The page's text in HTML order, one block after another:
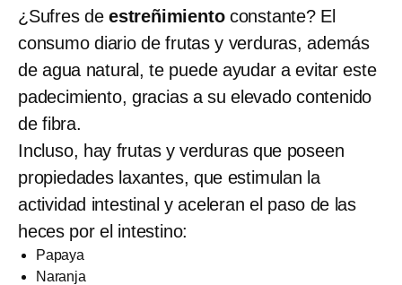
¿Sufres de estreñimientoconstante? El
consumo diario de frutas y verduras, además
de agua natural, te puede ayudar a evitar este
padecimiento, gracias a su elevado contenido
de fibra.
Incluso, hay frutas y verduras que poseen
propiedades laxantes, que estimulan la
actividad intestinal y aceleran el paso de las
heces por el intestino:
Papaya
Naranja